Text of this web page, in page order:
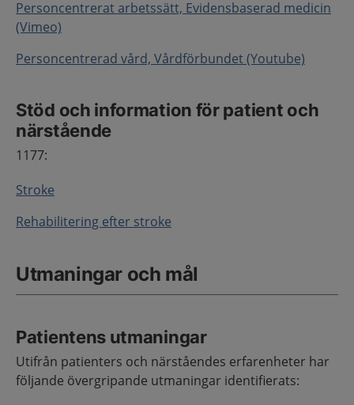
Personcentrerat arbetssätt, Evidensbaserad medicin
(Vimeo)
Personcentrerad vård, Vårdförbundet (Youtube)
Stöd och information för patient och
närstående
1177:
Stroke
Rehabilitering efter stroke
Utmaningar och mål
Patientens utmaningar
Utifrån patienters och närståendes erfarenheter har
följande övergripande utmaningar identifierats: